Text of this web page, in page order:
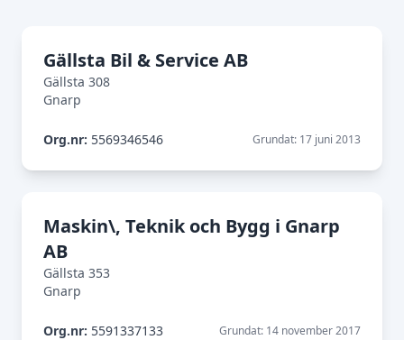
Gällsta Bil & Service AB
Gällsta 308
Gnarp
Org.nr: 5569346546 Grundat: 17 juni 2013
Maskin\, Teknik och Bygg i Gnarp
AB
Gällsta 353
Gnarp
Org.nr: 5591337133 Grundat: 14 november 2017